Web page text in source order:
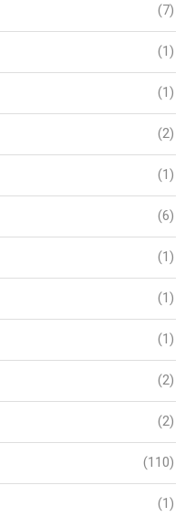
(7)
(1)
(1)
(2)
(1)
(6)
(1)
(1)
(1)
(2)
(2)
(110)
(1)